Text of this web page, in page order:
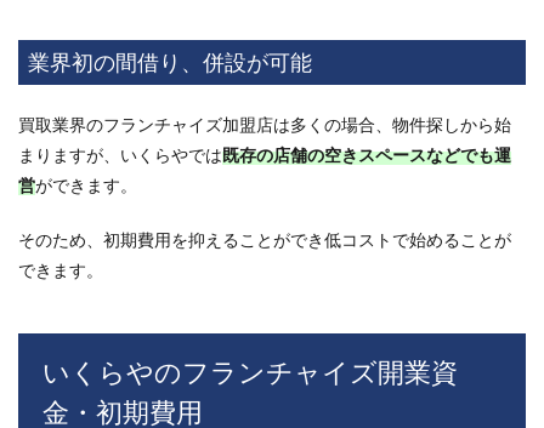
にお
得？
評判
徴・
強み
を徹
底解
業界初の間借り、併設が可能
買取業界のフランチャイズ加盟店は多くの場合、物件探しから始
まりますが、いくらやでは既存の店舗の空きスペースなどでも運
営ができます。
そのため、初期費用を抑えることができ低コストで始めることが
できます。
いくらやのフランチャイズ開業資
金・初期費用